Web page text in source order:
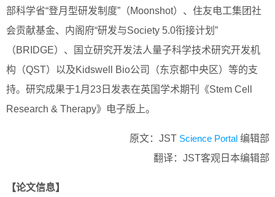
部科学省“登月型研发制度”（Moonshot）、住友电工集团社
会贡献基金、内阁府“研发与Society 5.0衔接计划”
（BRIDGE）、国立研究开发法人量子科学技术研究开发机
构（QST）以及Kidswell Bio公司（东京都中央区）等的支
持。研究成果于1月23日发表在英国学术期刊《Stem Cell
Research & Therapy》电子版上。
原文：JST Science Portal 编辑部
翻译：JST客观日本编辑部
【论文信息】